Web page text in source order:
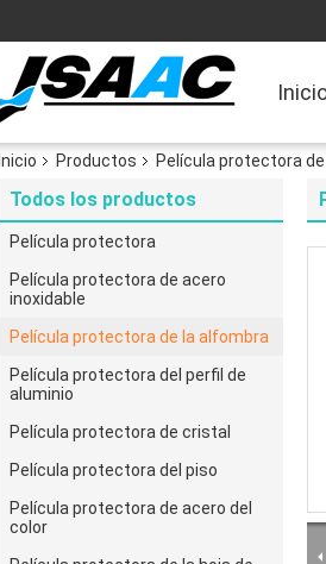
Inicio Productos Película protectora
Todos los productos
Película protectora
Película protectora de acero
inoxidable
Película protectora de la alfombra
Película protectora del perfil de
aluminio
Película protectora de cristal
Película protectora del piso
Película protectora de acero del
color